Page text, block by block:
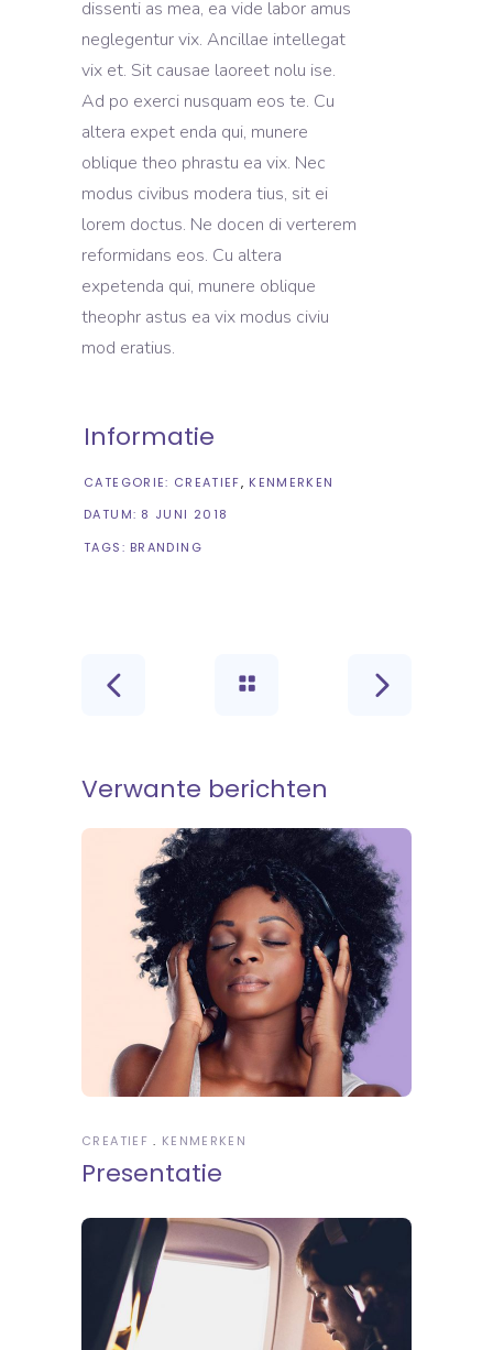
dissenti as mea, ea vide labor amus
neglegentur vix. Ancillae intellegat
vix et. Sit causae laoreet nolu ise.
Ad po exerci nusquam eos te. Cu
altera expet enda qui, munere
oblique theo phrastu ea vix. Nec
modus civibus modera tius, sit ei
lorem doctus. Ne docen di verterem
reformidans eos. Cu altera
expetenda qui, munere oblique
theophr astus ea vix modus civiu
mod eratius.
Informatie
CATEGORIE: CREATIEF
KENMERKEN
DATUM: 8 JUNI 2018
TAGS: BRANDING
Verwante berichten
CREATIEF KENMERKEN
Presentatie